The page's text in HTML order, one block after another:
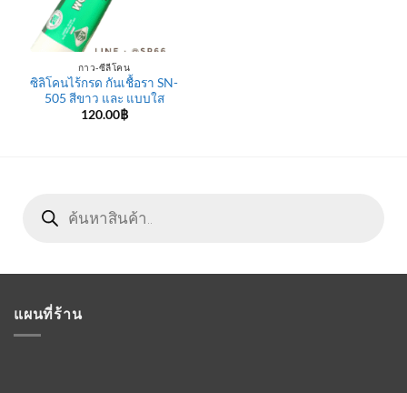
กาว-ซีลีโคน
ซิลิโคนไร้กรด กันเชื้อรา SN-
505 สีขาว และ แบบใส
120.00฿
search
แผนที่ร้าน